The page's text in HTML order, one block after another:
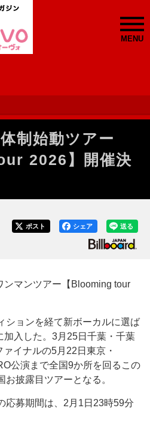
MENU
制始動ツアー
2026】開催決
送る
シェア
ポスト
マンツアー【Blooming tour
ョンを経て新ボーカルに選ば
加入した。3月25日千葉・千葉
イナルの5月22日東京・
公演まで全国9か所を回るこの
披露目ツアーとなる。
募期間は、2月1日23時59分